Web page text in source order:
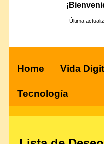
Última
Home Vida
Tecnología